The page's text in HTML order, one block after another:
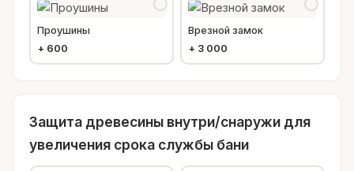
Проушины
+ 600
Врезной замок
+ 3 000
Защита древесины внутри/снаружи для
увеличения срока службы бани